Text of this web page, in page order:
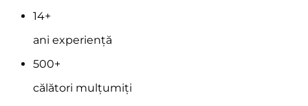
14+
ani experiență
500+
călători mulțumiți